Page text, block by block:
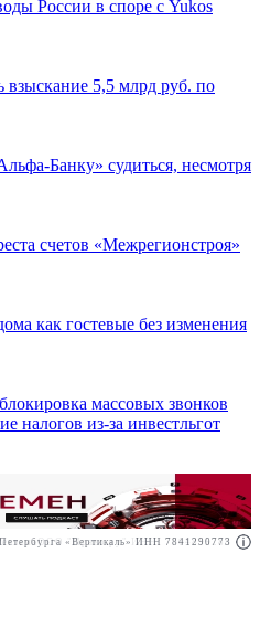
ООО "Право.ру" ИНН: 7704835288
России в споре с Yukos
взыскание 5,5 млрд руб. по
Банку» судиться, несмотря
счетов «Межрегионстроя»
как гостевые без изменения
массовых звонков
налогов из-за инвестльгот
«Вертикаль» ИНН 7841290773